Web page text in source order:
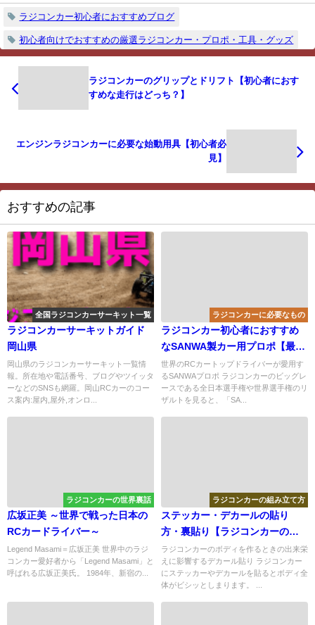
ラジコンカー初心者におすすめブログ
初心者向けでおすすめの厳選ラジコンカー・プロポ・工具・グッズ
ラジコンカーのグリップとドリフト【初心者におす
すめな走行はどっち？】
エンジンラジコンカーに必要な始動用具【初心者必
見】
おすすめの記事
全国ラジコンカーサーキット一覧
ラジコンカーサーキットガイド
岡山県
岡山県のラジコンカーサーキット一覧情
報。所在地や電話番号、ブログやツイッタ
ーなどのSNSも網羅。岡山RCカーのコー
ス案内:屋内,屋外,オンロ...
ラジコンカーに必要なもの
ラジコンカー初心者におすすめ
なSANWA製カー用プロポ【最新
版】
世界のRCカートップドライバーが愛用す
るSANWAプロポ ラジコンカーのビッグレ
ースである全日本選手権や世界選手権のリ
ザルトを見ると、「SA...
ラジコンカーの世界裏話
広坂正美 ～世界で戦った日本の
RCカードライバー～
Legend Masami＝広坂正美 世界中のラジ
コンカー愛好者から「Legend Masami」と
呼ばれる広坂正美氏。 1984年、新宿の...
ラジコンカーの組み立て方
ステッカー・デカールの貼り
方・裏貼り【ラジコンカーのボ
ディ】
ラジコンカーのボディを作るときの出来栄
えに影響するデカール貼り ラジコンカー
にステッカーやデカールを貼るとボディ全
体がビシッとしまります。 ...